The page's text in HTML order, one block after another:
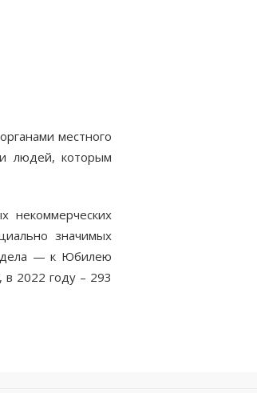
местного
людей, которым
некоммерческих
значимых
дела — к Юбилею
2022 году – 293